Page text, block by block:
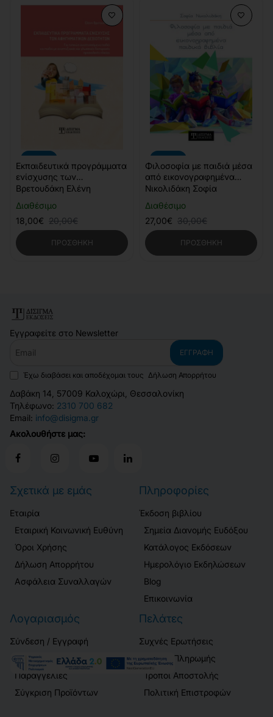
Διαθέσιμο
Εκπαιδευτικά προγράμματα
ενίσχυσης των
αφηγηματικών δεξιοτήτων
Βρετουδάκη Ελένη
18,00€ 20,00€
ΠΡΟΣΘΉΚΗ
Διαθέσιμο
Φιλοσοφία με παιδιά μέσα
από εικονογραφημένα
παιδικά βιβλία
Νικολιδάκη Σοφία
27,00€ 30,00€
ΠΡΟΣΘΉΚΗ
Εγγραφείτε στο Newsletter
ΕΓΓΡΑΦΉ
Έχω διαβάσει και αποδέχομαι τους Δήλωση Απορρήτου
Δαβάκη 14, 57009 Καλοχώρι, Θεσσαλονίκη
Τηλέφωνο: 2310 700 682
Email: info@disigma.gr
Ακολουθήστε μας:
Σχετικά με εμάς
Εταιρία
Εταιρική Κοινωνική Ευθύνη
Όροι Χρήσης
Δήλωση Απορρήτου
Ασφάλεια Συναλλαγών
Πληροφορίες
Έκδοση βιβλίου
Σημεία Διανομής Ευδόξου
Κατάλογος Εκδόσεων
Ημερολόγιο Εκδηλώσεων
Blog
Επικοινωνία
Λογαριασμός
Σύνδεση / Εγγραφή
GDPR
Παραγγελίες
Σύγκριση Προϊόντων
Πελάτες
Συχνές Ερωτήσεις
Τρόποι Πληρωμής
Τρόποι Αποστολής
Πολιτική Επιστροφών